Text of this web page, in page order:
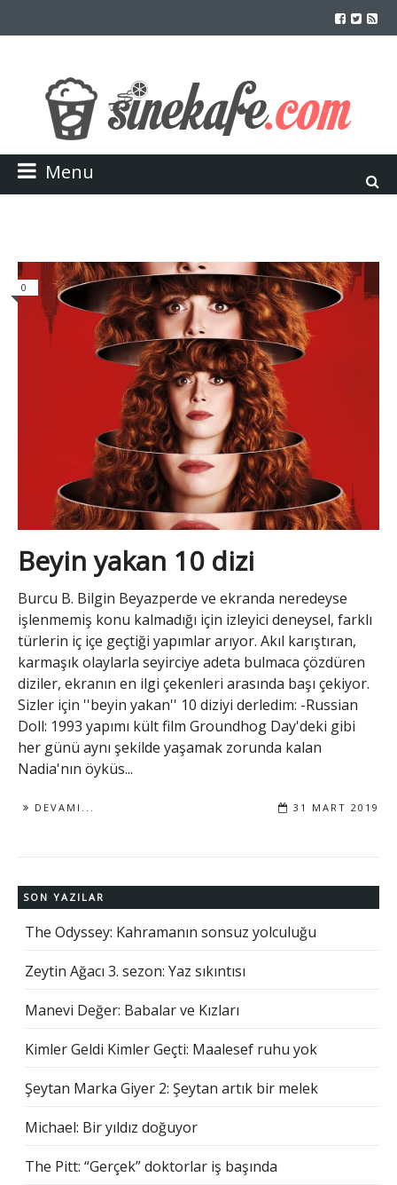
Menu
0
Beyin yakan 10 dizi
Burcu B. Bilgin Beyazperde ve ekranda neredeyse
işlenmemiş konu kalmadığı için izleyici deneysel, farklı
türlerin iç içe geçtiği yapımlar arıyor. Akıl karıştıran,
karmaşık olaylarla seyirciye adeta bulmaca çözdüren
diziler, ekranın en ilgi çekenleri arasında başı çekiyor.
Sizler için ''beyin yakan'' 10 diziyi derledim: -Russian
Doll: 1993 yapımı kült film Groundhog Day'deki gibi
her günü aynı şekilde yaşamak zorunda kalan
Nadia'nın öyküs...
DEVAMI... 31 MART 2019
SON YAZILAR
The Odyssey: Kahramanın sonsuz yolculuğu
Zeytin Ağacı 3. sezon: Yaz sıkıntısı
Manevi Değer: Babalar ve Kızları
Kimler Geldi Kimler Geçti: Maalesef ruhu yok
Şeytan Marka Giyer 2: Şeytan artık bir melek
Michael: Bir yıldız doğuyor
The Pitt: “Gerçek” doktorlar iş başında